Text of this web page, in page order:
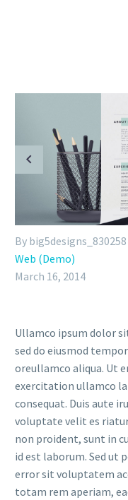
By big5designs_830258
Web (Demo)
March 16, 2014
Ullamco ipsum dolor
sed do eiusmod
oreullamco aliqua. Ut
exercitation ullamco
consequat. Duis aute
voluptate velit es
non proident, sunt in
id est laborum. Sed ut
error sit voluptatem
totam rem aperiam,